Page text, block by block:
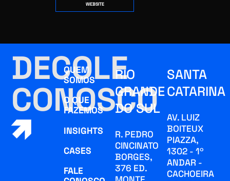
WEBSITE
DECOLE
CONOSCO
QUEM
SOMOS
O QUE
FAZEMOS
INSIGHTS
CASES
FALE
RIO
GRANDE
DO SUL
R. PEDRO
CINCINATO
BORGES,
376 ED.
SANTA
CATARINA
AV. LUIZ
BOITEUX
PIAZZA,
1302 - 1º
ANDAR -
CACHOEIRA